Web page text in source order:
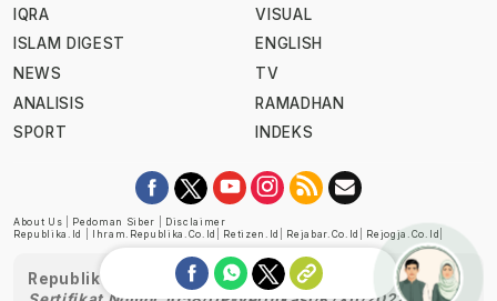
IQRA
ISLAM DIGEST
NEWS
ANALISIS
SPORT
VISUAL
ENGLISH
TV
RAMADHAN
INDEKS
About Us Pedoman Siber
Disclaimer
Republika.id
Ihram.republika.co.id Retizen.id Rejabar.co.id Rejogja.co.id
Republika telah diverifikasi oleh Dewan Pers